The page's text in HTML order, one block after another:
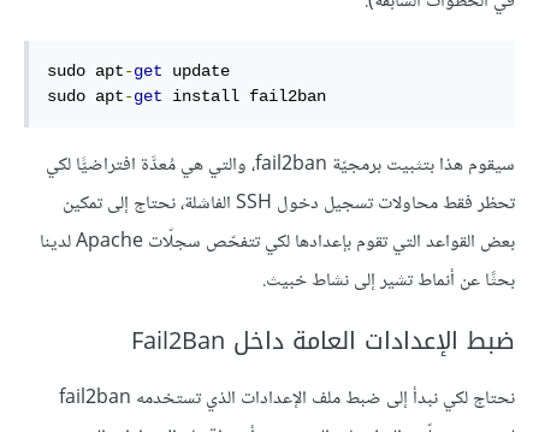
sudo apt-get update
sudo apt-get install fail2ban
سيقوم هذا بتثبيت برمجيّة fail2ban، والتي هي مُعدَّة افتراضيًّا لكي
تحظر فقط محاولات تسجيل دخول SSH الفاشلة، نحتاج إلى تمكين
بعض القواعد التي تقوم بإعدادها لكي تتفحّص سجلّات Apache لدينا
بحثًا عن أنماط تشير إلى نشاط خبيث.
ضبط الإعدادات العامة داخل Fail2Ban
نحتاج لكي نبدأ إلى ضبط ملف الإعدادات الذي تستخدمه fail2ban